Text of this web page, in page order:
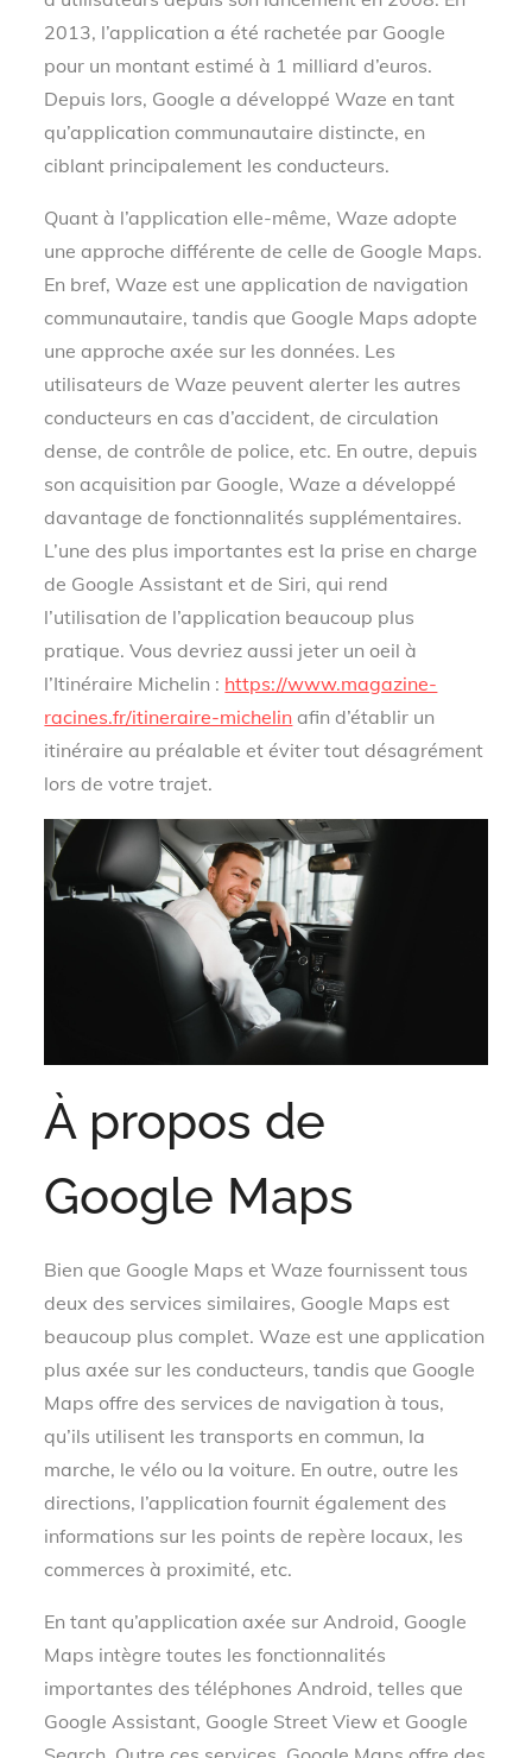
2013, l’application a été rachetée par Google
pour un montant estimé à 1 milliard d’euros.
Depuis lors, Google a développé Waze en tant
qu’application communautaire distincte, en
ciblant principalement les conducteurs.
Quant à l’application elle-même, Waze adopte
une approche différente de celle de Google Maps.
En bref, Waze est une application de navigation
communautaire, tandis que Google Maps adopte
une approche axée sur les données. Les
utilisateurs de Waze peuvent alerter les autres
conducteurs en cas d’accident, de circulation
dense, de contrôle de police, etc. En outre, depuis
son acquisition par Google, Waze a développé
davantage de fonctionnalités supplémentaires.
L’une des plus importantes est la prise en charge
de Google Assistant et de Siri, qui rend
l’utilisation de l’application beaucoup plus
pratique. Vous devriez aussi jeter un oeil à
l’Itinéraire Michelin : https://www.magazine-
racines.fr/itineraire-michelin afin d’établir un
itinéraire au préalable et éviter tout désagrément
lors de votre trajet.
À propos de
Google Maps
Bien que Google Maps et Waze fournissent tous
deux des services similaires, Google Maps est
beaucoup plus complet. Waze est une application
plus axée sur les conducteurs, tandis que Google
Maps offre des services de navigation à tous,
qu’ils utilisent les transports en commun, la
marche, le vélo ou la voiture. En outre, outre les
directions, l’application fournit également des
informations sur les points de repère locaux, les
commerces à proximité, etc.
En tant qu’application axée sur Android, Google
Maps intègre toutes les fonctionnalités
importantes des téléphones Android, telles que
Google Assistant, Google Street View et Google